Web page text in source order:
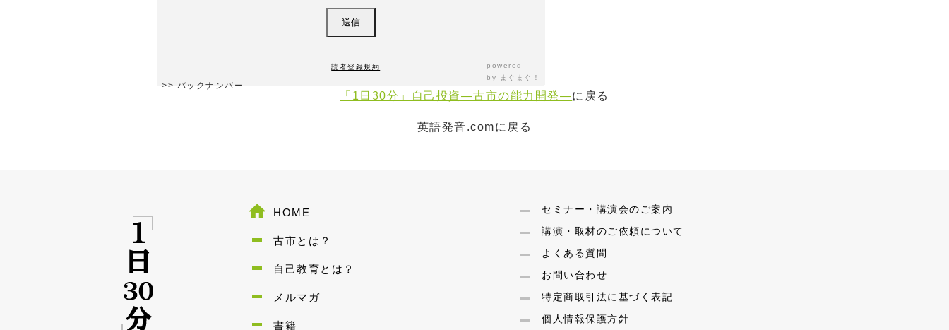
読者登録規約
>> バックナンバー
powered
by
まぐまぐ！
「1日30分」自己投資―古市の能力開発―に戻る
英語発音.comに戻る
HOME
古市とは？
自己教育とは？
メルマガ
書籍
セミナー・講演会のご案内
講演・取材のご依頼について
よくある質問
お問い合わせ
特定商取引法に基づく表記
個人情報保護方針